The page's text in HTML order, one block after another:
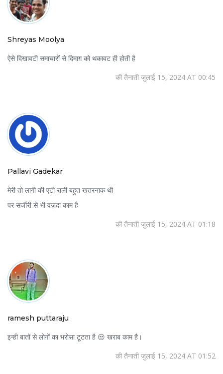
Shreyas Moolya
ऐसे दिखावटी समाचारों से दिमाग़ को थकावट ही होती है
की तैनाती जुलाई 15, 2024 AT 00:45
Pallavi Gadekar
मेरी तो लागी की एटी राली बहुत खतरनाक थी
पर सर्जीरी से भी वज़दा काम है
की तैनाती जुलाई 15, 2024 AT 01:18
ramesh puttaraju
इन्ही बातों से लोगों का भरोसा टूटता है 😒 खराब काम है।
की तैनाती जुलाई 15, 2024 AT 01:52